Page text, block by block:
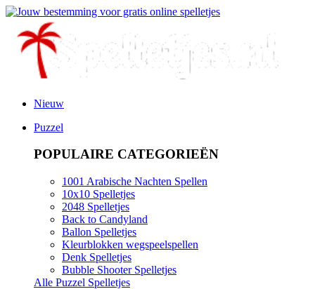
Nieuw
Puzzel
POPULAIRE CATEGORIEËN
1001 Arabische Nachten Spellen
10x10 Spelletjes
2048 Spelletjes
Back to Candyland
Ballon Spelletjes
Kleurblokken wegspeelspellen
Denk Spelletjes
Bubble Shooter Spelletjes
Alle Puzzel Spelletjes